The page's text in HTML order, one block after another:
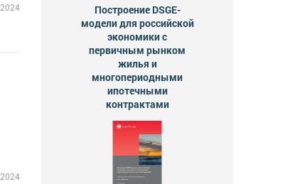
Построение DSGE-
модели для российской
экономики с
первичным рынком
жилья и
многопериодными
ипотечными
контрактами